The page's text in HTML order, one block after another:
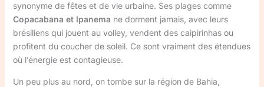
synonyme de fêtes et de vie urbaine. Ses plages comme
Copacabana et Ipanema ne dorment jamais, avec leurs
brésiliens qui jouent au volley, vendent des caipirinhas ou
profitent du coucher de soleil. Ce sont vraiment des étendues
où l’énergie est contagieuse.
Un peu plus au nord, on tombe sur la région de Bahia,